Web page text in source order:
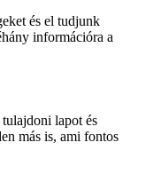
és el tudjunk
információra a
lapot és
más is, ami fontos